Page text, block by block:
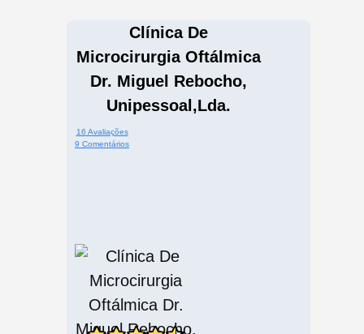
Clínica De
Microcirurgia Oftálmica
Dr. Miguel Rebocho,
Unipessoal,Lda.
16 Avaliações
9 Comentários